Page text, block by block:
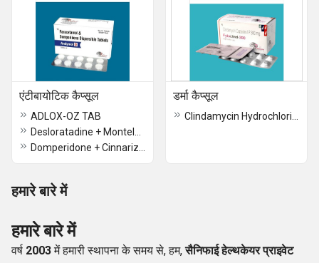
एंटीबायोटिक कैप्सूल
ADLOX-OZ TAB
डर्मा कैप्सूल
हमारे बारे में
हमारे बारे में
वर्ष 2003में हमारी स्थापना के समय से, हम,सैनिफाई हेल्थकेयर प्राइवेट